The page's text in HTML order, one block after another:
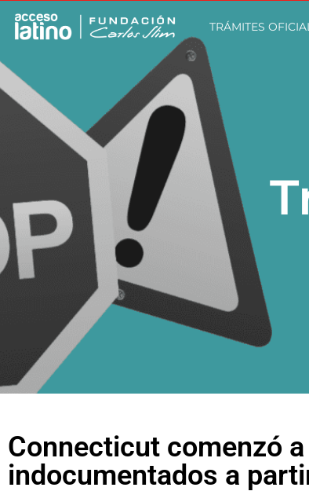
TRÁMITES
Connecticut comenzó
indocumentados a